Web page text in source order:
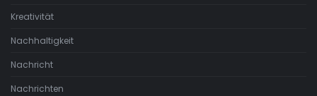
Kreativität
Nachhaltigkeit
Nachricht
Nachrichten